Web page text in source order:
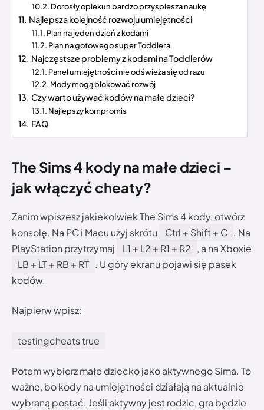
Dorosły opiekun bardzo przyspiesza naukę
Najlepsza kolejność rozwoju umiejętności
Plan na jeden dzień z kodami
Plan na gotowego super Toddlera
Najczęstsze problemy z kodami na Toddlerów
Panel umiejętności nie odświeża się od razu
Mody mogą blokować rozwój
Czy warto używać kodów na małe dzieci?
Najlepszy kompromis
FAQ
The Sims 4 kody na małe dzieci –
jak włączyć cheaty?
Zanim wpiszesz jakiekolwiek The Sims 4 kody, otwórz
konsolę. Na PC i Macu użyj skrótu
Ctrl + Shift + C . Na
PlayStation przytrzymaj
L1 + L2 + R1 + R2 , a na Xboxie
LB + LT + RB + RT . U góry ekranu pojawi się pasek
kodów.
Najpierw wpisz:
testingcheats true
Potem wybierz małe dziecko jako aktywnego Sima. To
ważne, bo kody na umiejętności działają na aktualnie
wybraną postać. Jeśli aktywny jest rodzic, gra będzie